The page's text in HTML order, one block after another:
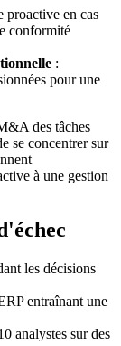
proactive en cas
conformité
:
pour une
des tâches
se concentrer sur
à une gestion
les décisions
entraînant une
analystes sur des